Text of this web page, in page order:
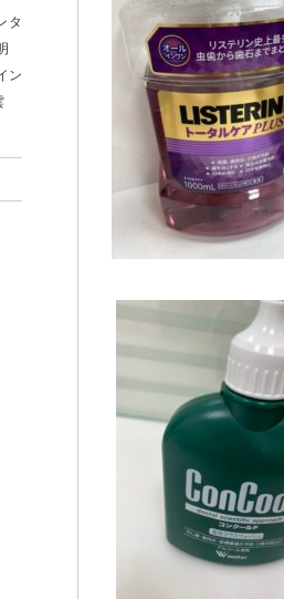
タ
ン